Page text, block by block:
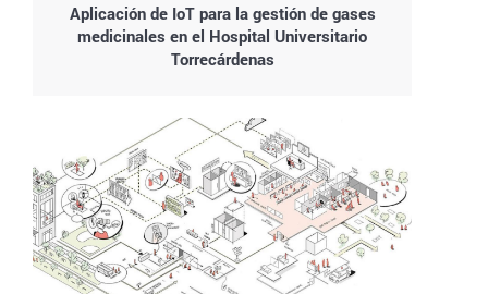
Aplicación de IoT para la gestión de gases
medicinales en el Hospital Universitario
Torrecárdenas